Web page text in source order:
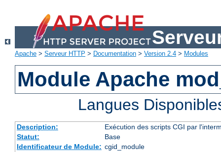
Apache > Serveur HTTP > Documentation > Version 2.4 > Modules
Module Apache
Langues
Description:
Exécution des scripts CGI par
Statut:
Base
Identificateur de Module: cgid_module